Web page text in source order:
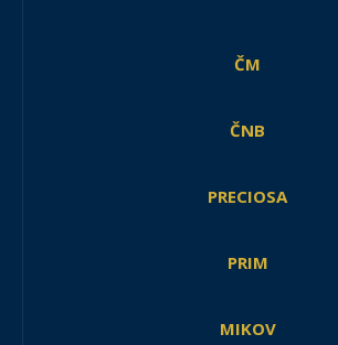
ČM
ČNB
PRECIOSA
PRIM
MIKOV